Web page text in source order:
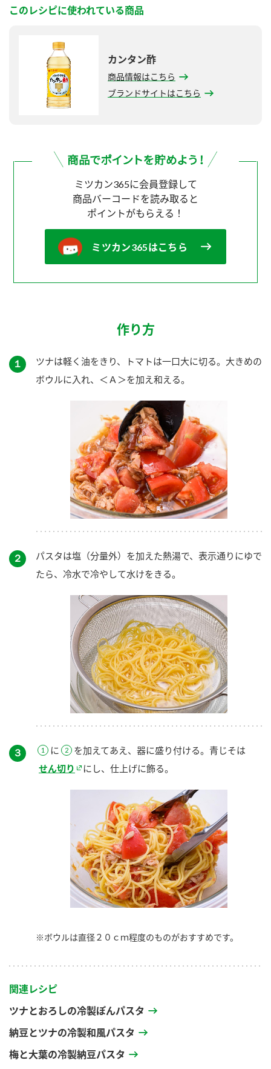
このレシピに使われている商品
カンタン酢
商品情報はこちら
ブランドサイトはこちら
ミツカン365に会員登録して
商品バーコードを読み取ると
ポイントがもらえる！
ミツカン365はこちら
作り方
１
ツナは軽く油をきり、トマトは一口大に切る。大きめの
ボウルに入れ、＜Ａ＞を加え和える。
２
パスタは塩（分量外）を加えた熱湯で、表示通りにゆで
たら、冷水で冷やして水けをきる。
３ に
を加えてあえ、器に盛り付ける。青じそは
せん切り
にし、仕上げに飾る。
※ボウルは直径２０ｃｍ程度のものがおすすめです。
関連レシピ
ツナとおろしの冷製ぽんパスタ
納豆とツナの冷製和風パスタ
梅と大葉の冷製納豆パスタ